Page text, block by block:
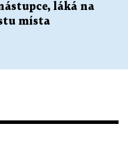
láká na
místa